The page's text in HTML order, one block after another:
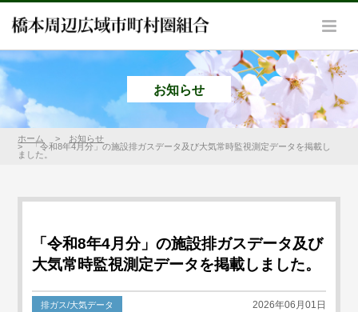
お知らせ
ホーム
お知らせ
「令和8年4月分」の施設排ガスデータ及び大気常時監視測定データを掲載し
ました。
「令和8年4月分」の施設排ガスデータ及び
大気常時監視測定データを掲載しました。
排ガス/大気データ 2026年06月01日